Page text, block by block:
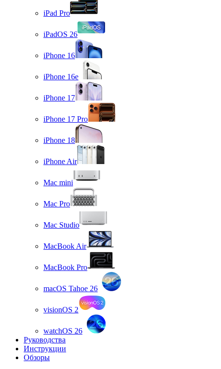
iPad Pro
iPadOS 26
iPhone 16
iPhone 16e
iPhone 17
iPhone 17 Pro
iPhone 18
iPhone Air
Mac mini
Mac Pro
Mac Studio
MacBook Air
MacBook Pro
macOS Tahoe 26
visionOS 2
watchOS 26
Руководства
Инструкции
Обзоры